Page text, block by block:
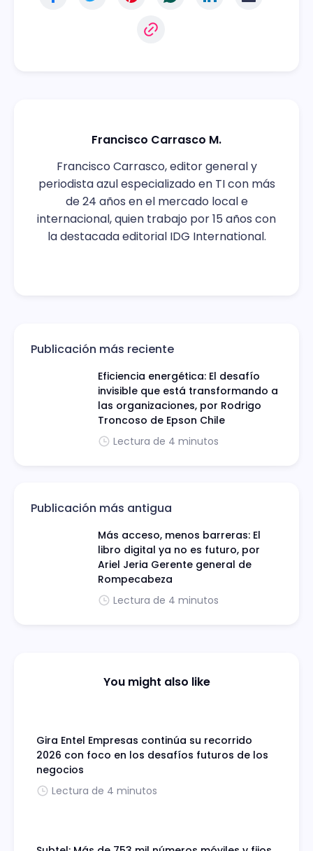
Francisco Carrasco M.
Francisco Carrasco, editor general y
periodista azul especializado en TI con más
de 24 años en el mercado local e
internacional, quien trabajo por 15 años con
la destacada editorial IDG International.
Publicación más reciente
Eficiencia energética: El desafío
invisible que está transformando a
las organizaciones, por Rodrigo
Troncoso de Epson Chile
Lectura de 4 minutos
Publicación más antigua
Más acceso, menos barreras: El
libro digital ya no es futuro, por
Ariel Jeria Gerente general de
Rompecabeza
Lectura de 4 minutos
You might also like
Gira Entel Empresas continúa su recorrido
2026 con foco en los desafíos futuros de los
negocios
Lectura de 4 minutos